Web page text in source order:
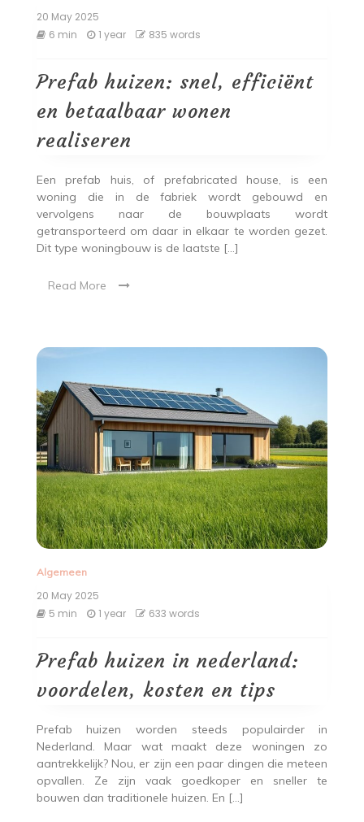
20 May 2025
6 min
1 year 835 words
Prefab huizen: snel, efficiënt
en betaalbaar wonen
realiseren
Een prefab huis, of prefabricated house, is een
woning die in de fabriek wordt gebouwd en
vervolgens naar de bouwplaats wordt
getransporteerd om daar in elkaar te worden gezet.
Dit type woningbouw is de laatste […]
Read More
Algemeen
20 May 2025
5 min
1 year 633 words
Prefab huizen in nederland:
voordelen, kosten en tips
Prefab huizen worden steeds populairder in
Nederland. Maar wat maakt deze woningen zo
aantrekkelijk? Nou, er zijn een paar dingen die meteen
opvallen. Ze zijn vaak goedkoper en sneller te
bouwen dan traditionele huizen. En […]